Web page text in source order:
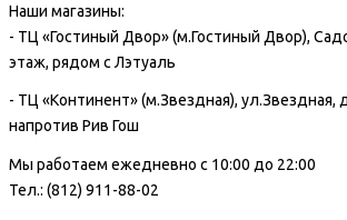
Наши магазины:
- ТЦ «Гостиный Двор» (м.Гостиный Двор),
этаж, рядом с Лэтуаль
- ТЦ «Континент» (м.Звездная), ул.Звездная,
напротив Рив Гош
Мы работаем ежедневно с 10:00 до 22:00
Тел.: (812) 911-88-02